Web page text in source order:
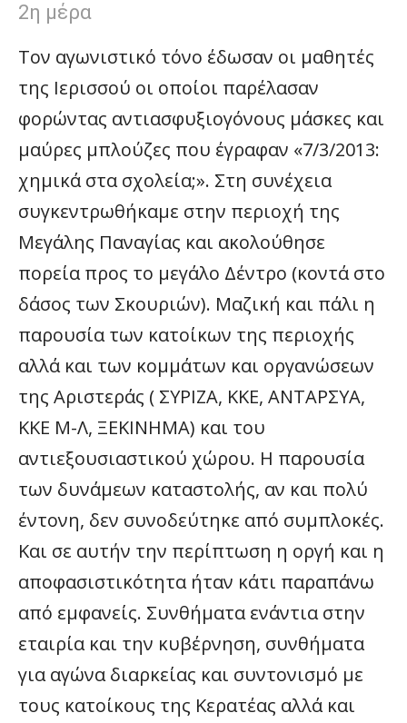
2η μέρα
Τον αγωνιστικό τόνο έδωσαν οι μαθητές
της Ιερισσού οι οποίοι παρέλασαν
φορώντας αντιασφυξιογόνους μάσκες και
μαύρες μπλούζες που έγραφαν «7/3/2013:
χημικά στα σχολεία;». Στη συνέχεια
συγκεντρωθήκαμε στην περιοχή της
Μεγάλης Παναγίας και ακολούθησε
πορεία προς το μεγάλο Δέντρο (κοντά στο
δάσος των Σκουριών). Μαζική και πάλι η
παρουσία των κατοίκων της περιοχής
αλλά και των κομμάτων και οργανώσεων
της Αριστεράς ( ΣΥΡΙΖΑ, ΚΚΕ, ΑΝΤΑΡΣΥΑ,
ΚΚΕ Μ-Λ, ΞΕΚΙΝΗΜΑ) και του
αντιεξουσιαστικού χώρου. Η παρουσία
των δυνάμεων καταστολής, αν και πολύ
έντονη, δεν συνοδεύτηκε από συμπλοκές.
Και σε αυτήν την περίπτωση η οργή και η
αποφασιστικότητα ήταν κάτι παραπάνω
από εμφανείς. Συνθήματα ενάντια στην
εταιρία και την κυβέρνηση, συνθήματα
για αγώνα διαρκείας και συντονισμό με
τους κατοίκους της Κερατέας αλλά και